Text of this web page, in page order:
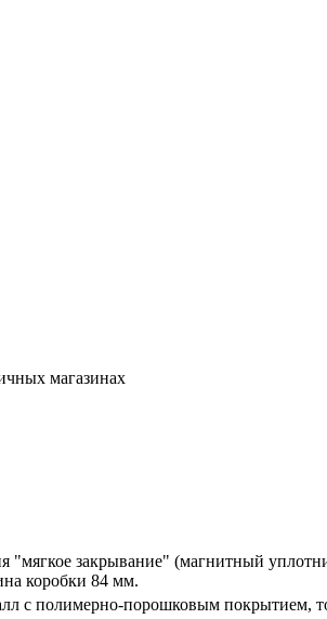
магазинах
"мягкое закрывание" (магнитный
коробки 84 мм.
с полимерно-порошковым покрытием,